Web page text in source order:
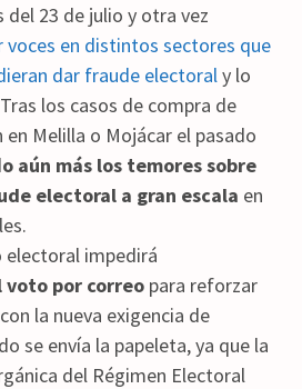
del 23 de julio y otra vez
voces en distintos sectores que
dar fraude electoral y lo
los casos de compra de
Melilla o Mojácar el pasado
o aún más los temores sobre
electoral a gran escala en
electoral impedirá
por correo para reforzar
la nueva exigencia de
se envía la papeleta, ya que la
del Régimen Electoral